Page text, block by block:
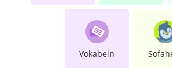
Vokabeln